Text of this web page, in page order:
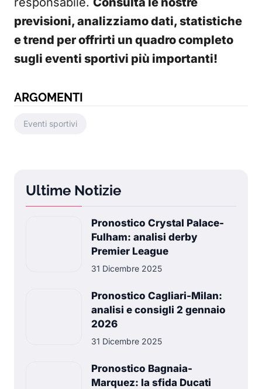
previsioni, analizziamo dati, statistiche
e trend per offrirti un quadro completo
sugli eventi sportivi più importanti!
ARGOMENTI
Eventi sportivi
Ultime Notizie
Pronostico Crystal Palace-
Fulham: analisi derby
Premier League
31 Dicembre 2025
Pronostico Cagliari-Milan:
analisi e consigli 2 gennaio
2026
31 Dicembre 2025
Pronostico Bagnaia-
Marquez: la sfida Ducati